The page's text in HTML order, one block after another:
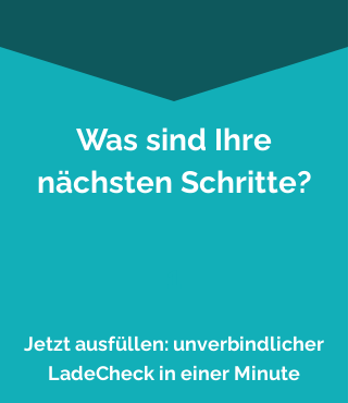
Was sind Ihre
nächsten Schritte?
Jetzt ausfüllen: unverbindlicher
LadeCheck in einer Minute